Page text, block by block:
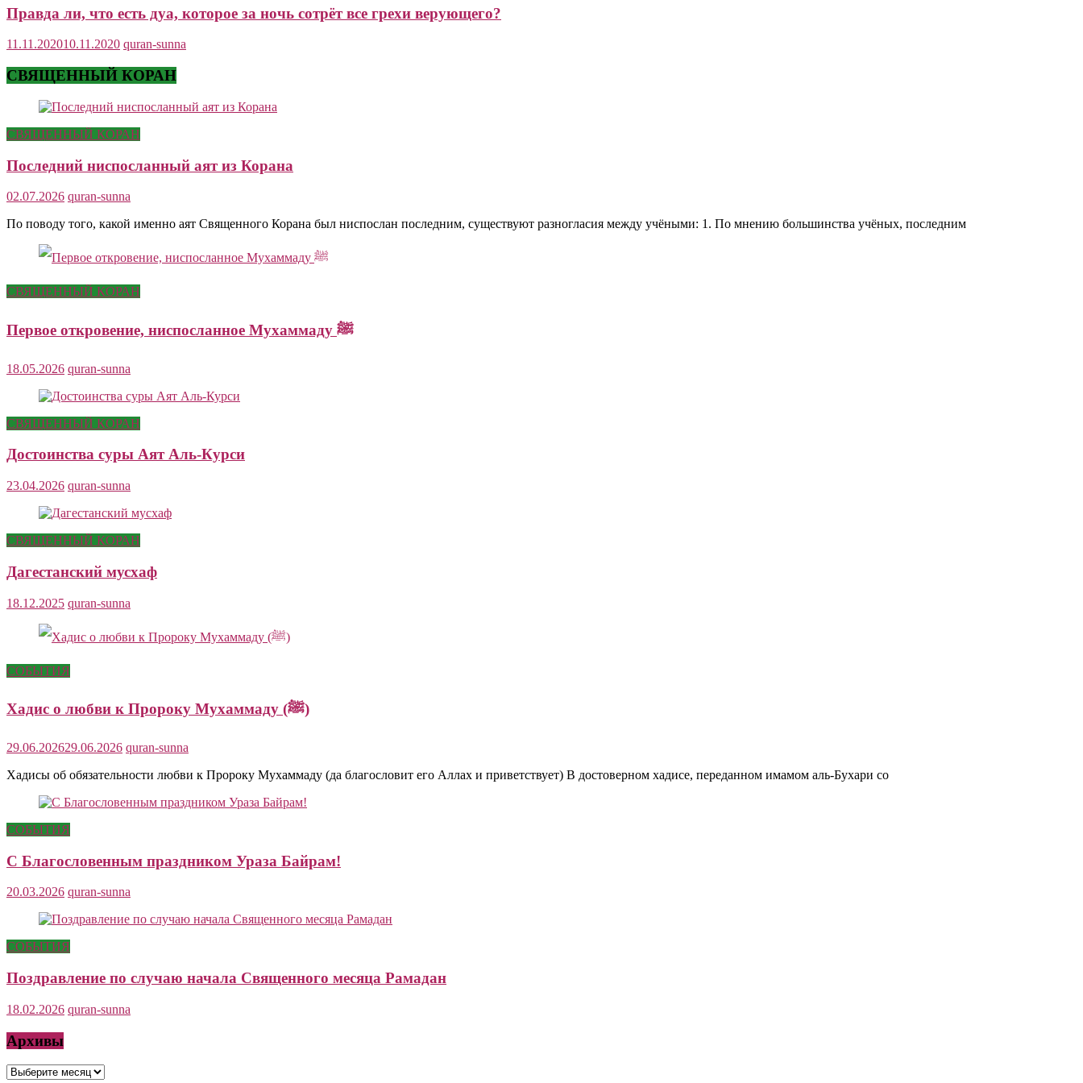
Правда ли, что есть дуа, которое за ночь сотрёт все грехи верующего?
11.11.202010.11.2020 quran-sunna
СВЯЩЕННЫЙ КОРАН
СВЯЩЕННЫЙ КОРАН
Последний ниспосланный аят из Корана
02.07.2026 quran-sunna
По поводу того, какой именно аят Священного Корана был ниспослан последним, существуют разногласия между учёными: 1. По мнению большинства учёных, последним
СВЯЩЕННЫЙ КОРАН
Первое откровение, ниспосланное Мухаммаду ﷺ
18.05.2026 quran-sunna
СВЯЩЕННЫЙ КОРАН
Достоинства суры Аят Аль-Курси
23.04.2026 quran-sunna
СВЯЩЕННЫЙ КОРАН
Дагестанский мусхаф
18.12.2025 quran-sunna
СОБЫТИЯ
Хадис о любви к Пророку Мухаммаду (ﷺ)
29.06.202629.06.2026 quran-sunna
Хадисы об обязательности любви к Пророку Мухаммаду (да благословит его Аллах и приветствует) В достоверном хадисе, переданном имамом аль-Бухари со
СОБЫТИЯ
С Благословенным праздником Ураза Байрам!
20.03.2026 quran-sunna
СОБЫТИЯ
Поздравление по случаю начала Священного месяца Рамадан
18.02.2026 quran-sunna
Архивы
Архивы